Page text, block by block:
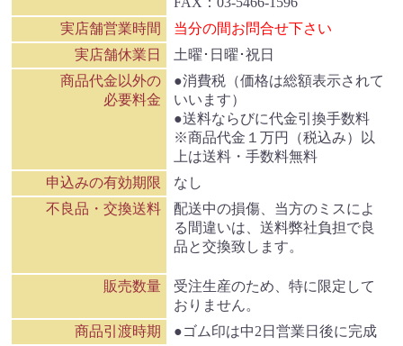
実店舗営業時間
当分の間お問合せ下さい
実店舗休業日
土曜･日曜･祝日
商品代金以外の
必要料金
●消費税（価格は総額表示されて
いいます）
●送料ならびに代金引換手数料
※商品代金１万円（税込み）以
上は送料・手数料無料
申込みの有効期限
なし
不良品・交換送料
配送中の損傷、当方のミスによ
る間違いは、送料弊社負担で良
品と交換致します。
販売数量
受注生産のため、特に限定して
おりません。
商品引渡時期
●ゴム印は中2日営業日後に完成